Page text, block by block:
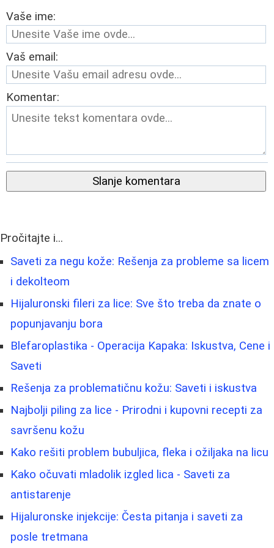
Vaše ime:
Vaš email:
Komentar:
Slanje komentara
Pročitajte i...
Saveti za negu kože: Rešenja za probleme sa licem
i dekolteom
Hijaluronski fileri za lice: Sve što treba da znate o
popunjavanju bora
Blefaroplastika - Operacija Kapaka: Iskustva, Cene i
Saveti
Rešenja za problematičnu kožu: Saveti i iskustva
Najbolji piling za lice - Prirodni i kupovni recepti za
savršenu kožu
Kako rešiti problem bubuljica, fleka i ožiljaka na licu
Kako očuvati mladolik izgled lica - Saveti za
antistarenje
Hijaluronske injekcije: Česta pitanja i saveti za
posle tretmana